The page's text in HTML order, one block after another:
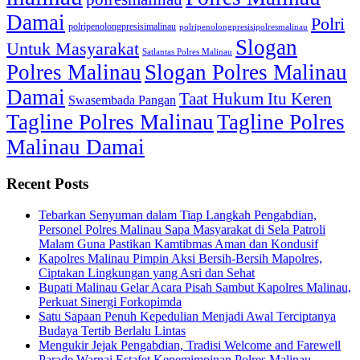
Damai polripenolongpresisimalinau polripenolongpresisipolresmalinau Polri
Untuk Masyarakat Satlantas Polres Malinau Slogan
Polres Malinau Slogan Polres Malinau
Damai Swasembada Pangan Taat Hukum Itu Keren
Tagline Polres MalinauTagline Polres
Malinau Damai
Recent Posts
Tebarkan Senyuman dalam Tiap Langkah Pengabdian,
Personel Polres Malinau Sapa Masyarakat di Sela Patroli
Malam Guna Pastikan Kamtibmas Aman dan Kondusif
Kapolres Malinau Pimpin Aksi Bersih-Bersih Mapolres,
Ciptakan Lingkungan yang Asri dan Sehat
Bupati Malinau Gelar Acara Pisah Sambut Kapolres Malinau,
Perkuat Sinergi Forkopimda
Satu Sapaan Penuh Kepedulian Menjadi Awal Terciptanya
Budaya Tertib Berlalu Lintas
Mengukir Jejak Pengabdian, Tradisi Welcome and Farewell